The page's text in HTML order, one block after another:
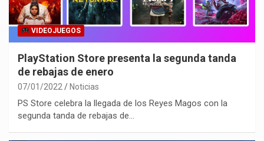
VIDEOJUEGOS
PlayStation Store presenta la segunda tanda
de rebajas de enero
07/01/2022 Noticias
PS Store celebra la llegada de los Reyes Magos con la
segunda tanda de rebajas de…